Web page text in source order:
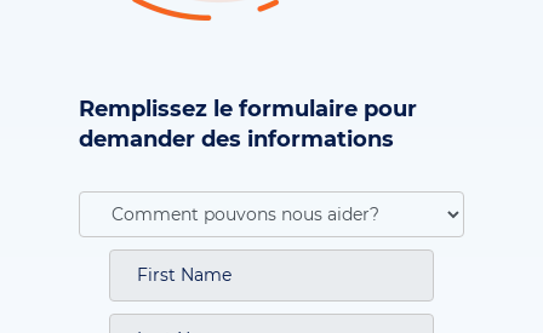
Remplissez le formulaire pour
demander des informations